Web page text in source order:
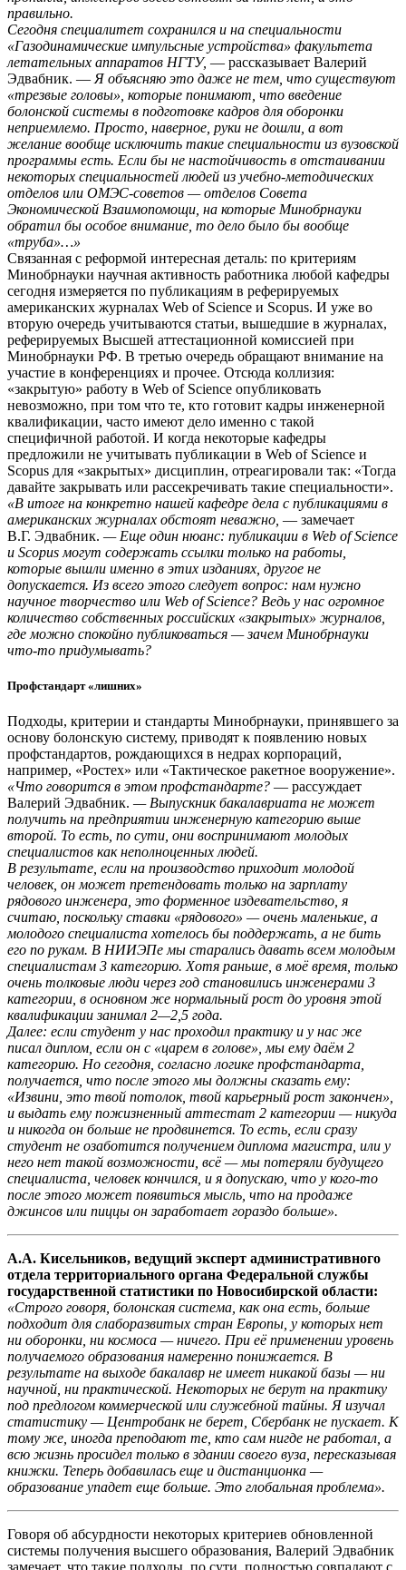
правильно.
Сегодня специалитет сохранился и на специальности
«Газодинамические импульсные устройства» факультета
летательных аппаратов НГТУ, — рассказывает Валерий
Эдвабник. — Я объясняю это даже не тем, что существуют
«трезвые головы», которые понимают, что введение
болонской системы в подготовке кадров для оборонки
неприемлемо. Просто, наверное, руки не дошли, а вот
желание вообще исключить такие специальности из вузовской
программы есть. Если бы не настойчивость в отстаивании
некоторых специальностей людей из учебно-методических
отделов или ОМЭС-советов — отделов Совета
Экономической Взаимопомощи, на которые Минобрнауки
обратил бы особое внимание, то дело было бы вообще
«труба»…»
Связанная с реформой интересная деталь: по критериям
Минобрнауки научная активность работника любой кафедры
сегодня измеряется по публикациям в реферируемых
американских журналах Web of Science и Scopus. И уже во
вторую очередь учитываются статьи, вышедшие в журналах,
реферируемых Высшей аттестационной комиссией при
Минобрнауки РФ. В третью очередь обращают внимание на
участие в конференциях и прочее. Отсюда коллизия:
«закрытую» работу в Web of Science опубликовать
невозможно, при том что те, кто готовит кадры инженерной
квалификации, часто имеют дело именно с такой
специфичной работой. И когда некоторые кафедры
предложили не учитывать публикации в Web of Science и
Scopus для «закрытых» дисциплин, отреагировали так: «Тогда
давайте закрывать или рассекречивать такие специальности».
«В итоге на конкретно нашей кафедре дела с публикациями в
американских журналах обстоят неважно, — замечает
В.Г. Эдвабник. — Еще один нюанс: публикации в Web of Science
и Scopus могут содержать ссылки только на работы,
которые вышли именно в этих изданиях, другое не
допускается. Из всего этого следует вопрос: нам нужно
научное творчество или Web of Science? Ведь у нас огромное
количество собственных российских «закрытых» журналов,
где можно спокойно публиковаться — зачем Минобрнауки
что-то придумывать?
Профстандарт «лишних»
Подходы, критерии и стандарты Минобрнауки, принявшего за
основу болонскую систему, приводят к появлению новых
профстандартов, рождающихся в недрах корпораций,
например, «Ростех» или «Тактическое ракетное вооружение».
«Что говорится в этом профстандарте? — рассуждает
Валерий Эдвабник. — Выпускник бакалавриата не может
получить на предприятии инженерную категорию выше
второй. То есть, по сути, они воспринимают молодых
специалистов как неполноценных людей.
В результате, если на производство приходит молодой
человек, он может претендовать только на зарплату
рядового инженера, это форменное издевательство, я
считаю, поскольку ставки «рядового» — очень маленькие, а
молодого специалиста хотелось бы поддержать, а не бить
его по рукам. В НИИЭПе мы старались давать всем молодым
специалистам 3 категорию. Хотя раньше, в моё время, только
очень толковые люди через год становились инженерами 3
категории, в основном же нормальный рост до уровня этой
квалификации занимал 2—2,5 года.
Далее: если студент у нас проходил практику и у нас же
писал диплом, если он с «царем в голове», мы ему даём 2
категорию. Но сегодня, согласно логике профстандарта,
получается, что после этого мы должны сказать ему:
«Извини, это твой потолок, твой карьерный рост закончен»,
и выдать ему пожизненный аттестат 2 категории — никуда
и никогда он больше не продвинется. То есть, если сразу
студент не озаботится получением диплома магистра, или у
него нет такой возможности, всё — мы потеряли будущего
специалиста, человек кончился, и я допускаю, что у кого-то
после этого может появиться мысль, что на продаже
джинсов или пиццы он заработает гораздо больше».
А.А. Кисельников, ведущий эксперт административного
отдела территориального органа Федеральной службы
государственной статистики по Новосибирской области:
«Строго говоря, болонская система, как она есть, больше
подходит для слаборазвитых стран Европы, у которых нет
ни оборонки, ни космоса — ничего. При её применении уровень
получаемого образования намеренно понижается. В
результате на выходе бакалавр не имеет никакой базы — ни
научной, ни практической. Некоторых не берут на практику
под предлогом коммерческой или служебной тайны. Я изучал
статистику — Центробанк не берет, Сбербанк не пускает. К
тому же, иногда преподают те, кто сам нигде не работал, а
всю жизнь просидел только в здании своего вуза, пересказывая
книжки. Теперь добавилась еще и дистанционка —
образование упадет еще больше. Это глобальная проблема».
Говоря об абсурдности некоторых критериев обновленной
системы получения высшего образования, Валерий Эдвабник
замечает, что такие подходы, по сути, полностью совпадают с